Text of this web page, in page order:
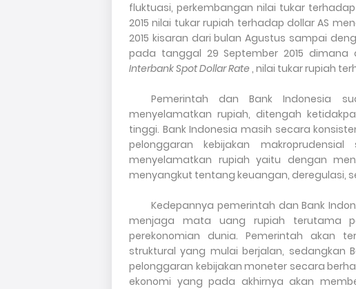
fluktuasi, perkembangan nilai tukar
2015 nilai tukar rupiah terhadap dollar AS
2015 kisaran dari bulan Agustus sampai
pada tanggal 29 September 2015
Interbank Spot Dollar Rate , nilai tukar rupiah
Pemerintah dan Bank Indonesia
menyelamatkan rupiah, ditengah
tinggi. Bank Indonesia masih secara
pelonggaran kebijakan
menyelamatkan rupiah yaitu dengan
menyangkut tentang keuangan, deregulasi,
Kedepannya pemerintah dan Bank
menjaga mata uang rupiah terutama
perekonomian dunia. Pemerintah akan
struktural yang mulai berjalan, sedangkan
pelonggaran kebijakan moneter secara
ekonomi yang pada akhirnya akan